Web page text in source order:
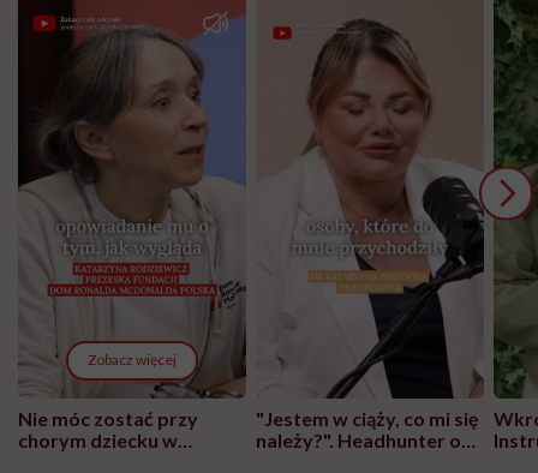
Zobacz więcej
Nie móc zostać przy
chorym dziecku w
"Jestem w ciąży, co mi się
należy?". Headhunter o